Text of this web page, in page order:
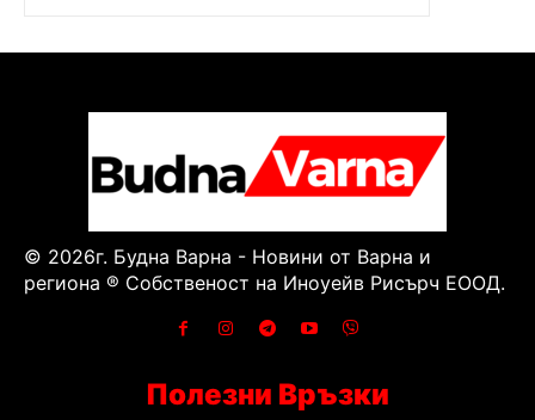
© 2026г. Будна Варна - Новини от Варна и
региона ® Собственост на Иноуейв Рисърч ЕООД.
Полезни Връзки